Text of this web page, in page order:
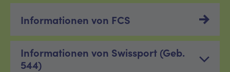
Informationen von FCS
Informationen von Swissport (Geb.
544)